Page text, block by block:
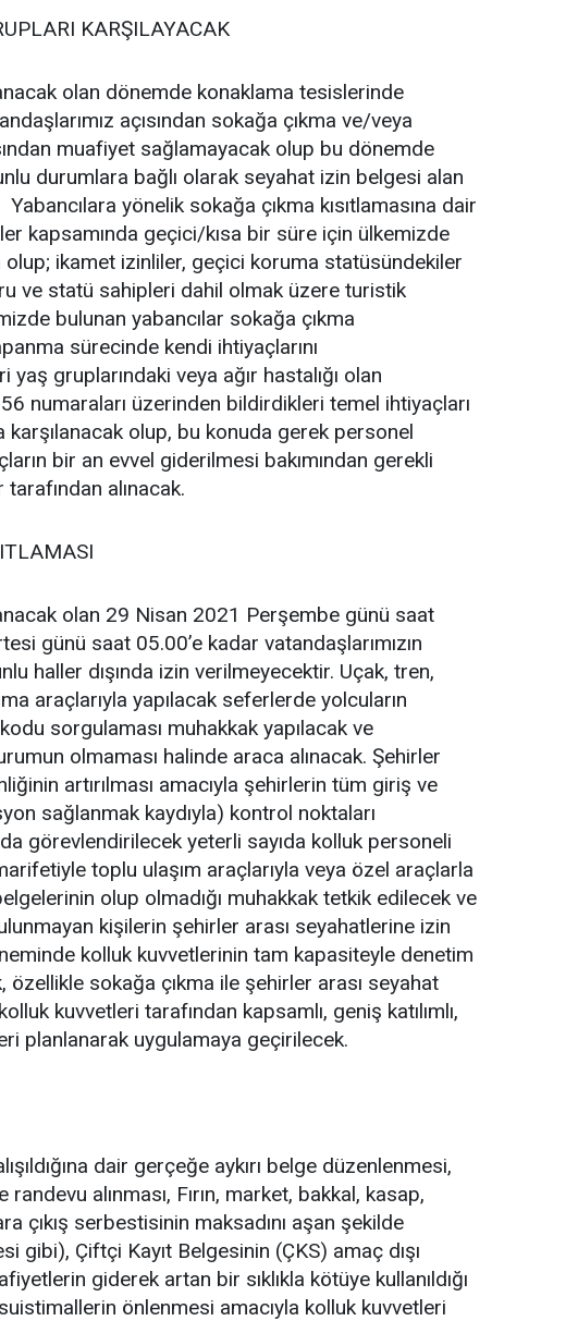
KARŞILAYACAK
olan dönemde konaklama tesislerinde
açısından sokağa çıkma ve/veya
muafiyet sağlamayacak olup bu dönemde
durumlara bağlı olarak seyahat izin belgesi alan
yönelik sokağa çıkma kısıtlamasına dair
kapsamında geçici/kısa bir süre için ülkemizde
olup; ikamet izinliler, geçici koruma statüsündekiler
ve statü sahipleri dahil olmak üzere turistik
bulunan yabancılar sokağa çıkma
sürecinde kendi ihtiyaçlarını
gruplarındaki veya ağır hastalığı olan
numaraları üzerinden bildirdikleri temel ihtiyaçları
karşılanacak olup, bu konuda gerek personel
bir an evvel giderilmesi bakımından gerekli
alınacak.
olan 29 Nisan 2021 Perşembe günü saat
günü saat 05.00’e kadar vatandaşlarımızın
haller dışında izin verilmeyecektir. Uçak, tren,
araçlarıyla yapılacak seferlerde yolcuların
sorgulaması muhakkak yapılacak ve
olmaması halinde araca alınacak. Şehirler
artırılması amacıyla şehirlerin tüm giriş ve
sağlanmak kaydıyla) kontrol noktaları
görevlendirilecek yeterli sayıda kolluk personeli
toplu ulaşım araçlarıyla veya özel araçlarla
olup olmadığı muhakkak tetkik edilecek ve
kişilerin şehirler arası seyahatlerine izin
kolluk kuvvetlerinin tam kapasiteyle denetim
özellikle sokağa çıkma ile şehirler arası seyahat
kuvvetleri tarafından kapsamlı, geniş katılımlı,
planlanarak uygulamaya geçirilecek.
dair gerçeğe aykırı belge düzenlenmesi,
alınması, Fırın, market, bakkal, kasap,
çıkış serbestisinin maksadını aşan şekilde
gibi), Çiftçi Kayıt Belgesinin (ÇKS) amaç dışı
giderek artan bir sıklıkla kötüye kullanıldığı
önlenmesi amacıyla kolluk kuvvetleri